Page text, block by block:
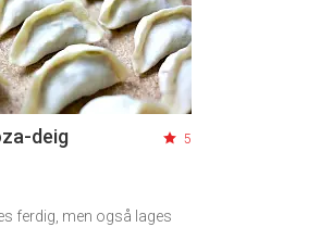
deig 5
ferdig, men også lages